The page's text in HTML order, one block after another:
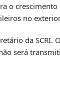
o
no
da SCRI.
será